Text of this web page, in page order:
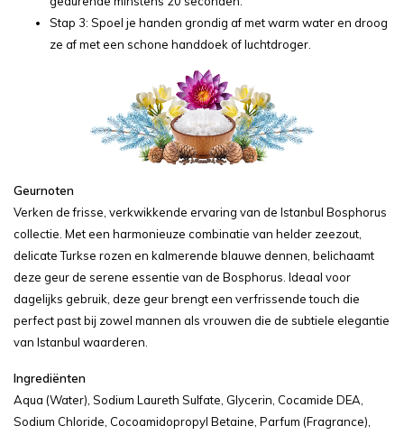
Stap 3: Spoel je handen grondig af met warm water en droog
ze af met een schone handdoek of luchtdroger.
Geurnoten
Verken de frisse, verkwikkende ervaring van de Istanbul Bosphorus
collectie. Met een harmonieuze combinatie van helder zeezout,
delicate Turkse rozen en kalmerende blauwe dennen, belichaamt
deze geur de serene essentie van de Bosphorus. Ideaal voor
dagelijks gebruik, deze geur brengt een verfrissende touch die
perfect past bij zowel mannen als vrouwen die de subtiele elegantie
van Istanbul waarderen.
Ingrediënten
Aqua (Water), Sodium Laureth Sulfate, Glycerin, Cocamide DEA,
Sodium Chloride, Cocoamidopropyl Betaine, Parfum (Fragrance),